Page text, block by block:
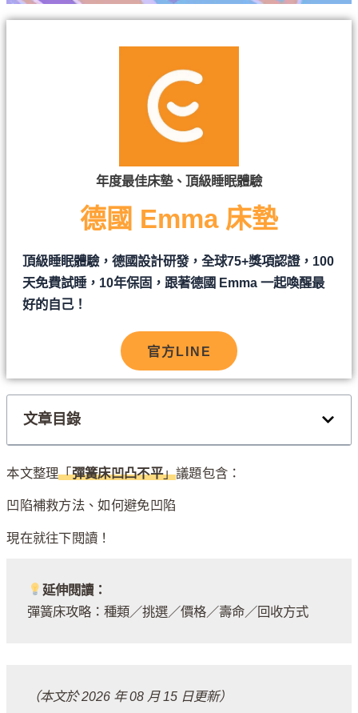
年度最佳床墊、頂級睡眠體驗
德國 Emma 床墊
頂級睡眠體驗，德國設計研發，全球75+獎項認證，100
天免費試睡，10年保固，跟著德國 Emma 一起喚醒最
好的自己！
官方LINE
文章目錄
本文整理「彈簧床凹凸不平」議題包含：
凹陷補救方法、如何避免凹陷
現在就往下閱讀！
延伸閱讀：
彈簧床攻略：種類／挑選／價格／壽命／回收方式
（本文於 2026 年 08 月 15 日更新）